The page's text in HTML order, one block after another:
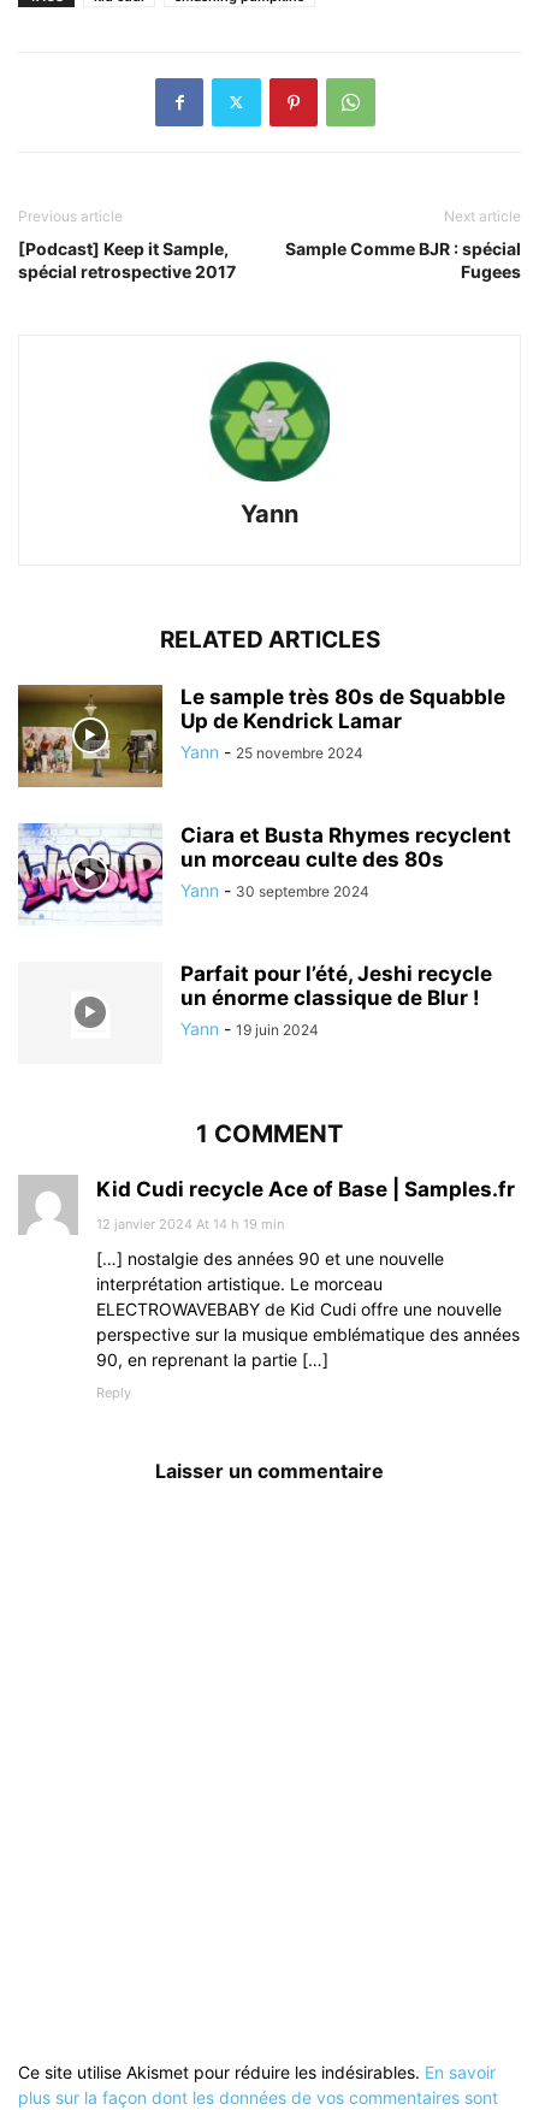
Previous article
[Podcast] Keep it Sample,
spécial retrospective 2017
Next article
Sample Comme BJR : spécial
Fugees
Yann
RELATED ARTICLES
Le sample très 80s de Squabble
Up de Kendrick Lamar
Yann - 25 novembre 2024
Ciara et Busta Rhymes recyclent
un morceau culte des 80s
Yann - 30 septembre 2024
Parfait pour l’été, Jeshi recycle
un énorme classique de Blur !
Yann - 19 juin 2024
1 COMMENT
Kid Cudi recycle Ace of Base | Samples.fr
12 janvier 2024 At 14 h 19 min
[…] nostalgie des années 90 et une nouvelle
interprétation artistique. Le morceau
ELECTROWAVEBABY de Kid Cudi offre une nouvelle
perspective sur la musique emblématique des années
90, en reprenant la partie […]
Reply
Laisser un commentaire
Ce site utilise Akismet pour réduire les indésirables. En savoir
plus sur la façon dont les données de vos commentaires sont